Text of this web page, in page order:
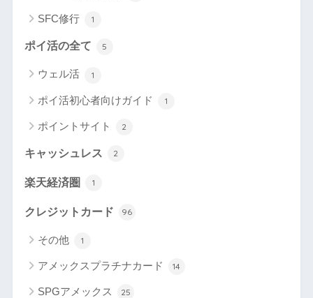
SFC修行 1
ポイ活の全て 5
ウェル活 1
ポイ活初心者向けガイド 1
ポイントサイト 2
キャッシュレス 2
楽天経済圏 1
クレジットカード 96
その他 1
アメックスプラチナカード 14
SPGアメックス 25